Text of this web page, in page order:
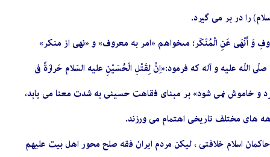
را در بر می گیرد.
وَ أَنْهَى عَنِ الْمُنْكَر؛ مى‏خواهم «امر به‏ معروف‏» و «نهى از منكر»
علیه و آله که فرمود:«اِنَّ لِقَتْلِ الْحُسَیْنِ علیه السّلام حَرارَةً فى
و خاموش نمی شود» بر مبنای فقاهت حسینی به شدت معنا می یابد،
های مختلف تاریخی اهتمام می ورزند.
اسلام خلافتی ، لیکن مردم ایران فقه صلح محور اهل بیت علیهم